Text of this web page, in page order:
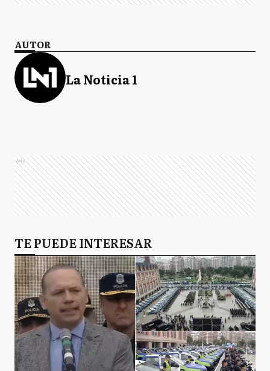
AUTOR
La Noticia 1
Ads
TE PUEDE INTERESAR